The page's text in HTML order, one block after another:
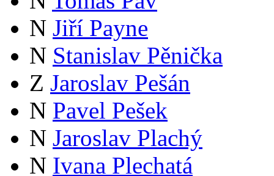
N Jiří Payne
N Stanislav Pěnička
Z Jaroslav Pešán
N Pavel Pešek
N Jaroslav Plachý
N Ivana Plechatá